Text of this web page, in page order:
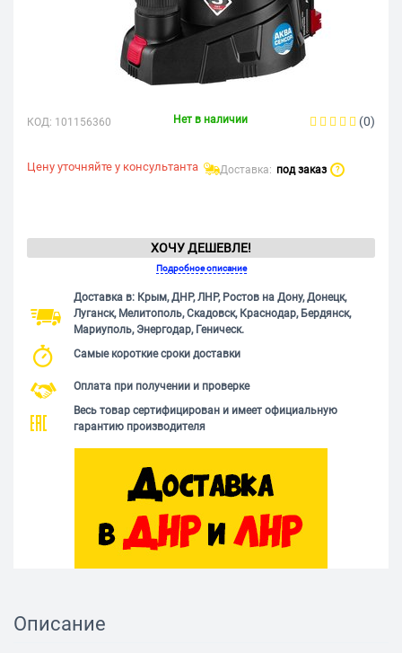
КОД: 101156360 Нет в наличии (0)
Цену уточняйте у консультанта Доставка: под заказ ?
ХОЧУ ДЕШЕВЛЕ!
Подробное описание
Доставка в: Крым, ДНР, ЛНР, Ростов на Дону, Донецк,
Луганск, Мелитополь, Скадовск, Краснодар, Бердянск,
Мариуполь, Энергодар, Геническ.
Самые короткие сроки доставки
Оплата при получении и проверке
Весь товар сертифицирован и имеет официальную
гарантию производителя
Описание